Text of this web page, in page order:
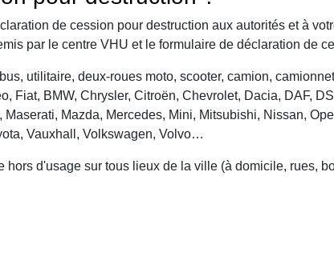
de cession pour destruction aux autorités et à
par le centre VHU et le formulaire de déclaration de
utilitaire, deux-roues moto, scooter, camion,
Fiat, BMW, Chrysler, Citroën, Chevrolet, Dacia, DAF,
Mazda, Mercedes, Mini, Mitsubishi, Nissan,
Vauxhall, Volkswagen, Volvo…
d'usage sur tous lieux de la ville (à domicile, rues,